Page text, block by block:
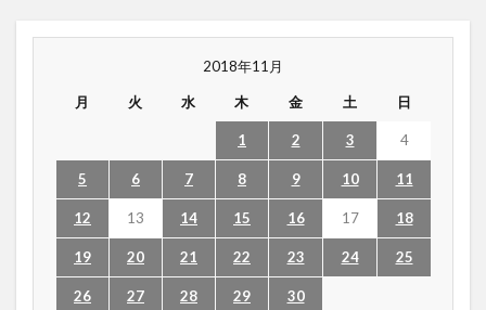
2018年11月
月 火 水 木 金 土 日
1 2 3 4
5 6 7 8 9 10 11
12 13 14 15 16 17 18
19 20 21 22 23 24 25
26 27 28 29
30